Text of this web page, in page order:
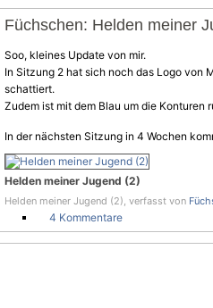
Füchschen: Helden meiner
Soo, kleines Update von mir.
In Sitzung 2 hat sich noch das Logo von
schattiert.
Zudem ist mit dem Blau um die Konturen
In der nächsten Sitzung in 4 Wochen
Helden meiner Jugend (2)
Helden meiner Jugend (2), verfasst von
4 Kommentare